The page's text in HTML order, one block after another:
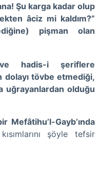
Şu karga kadar olup
âciz mi kaldım?”
pişman olan
hadis-i şeriflere
dolayı tövbe etmediği,
uğrayanlardan olduğu
Mefâtihu’l-Gayb’ında
şöyle tefsir